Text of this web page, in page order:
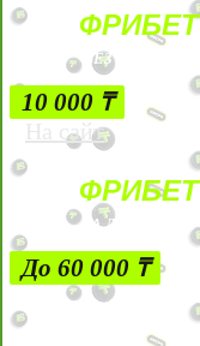
ФРИБЕТ
БЕЗ УСЛОВИЙ
10 000 ₸
На сайт
ФРИБЕТ
ЗА ДЕПОЗИТЫ
До 60 000 ₸